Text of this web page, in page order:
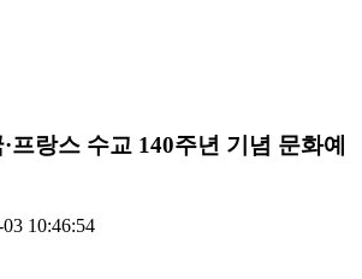
프랑스 수교 140주년 기념 문화예
10:46:54